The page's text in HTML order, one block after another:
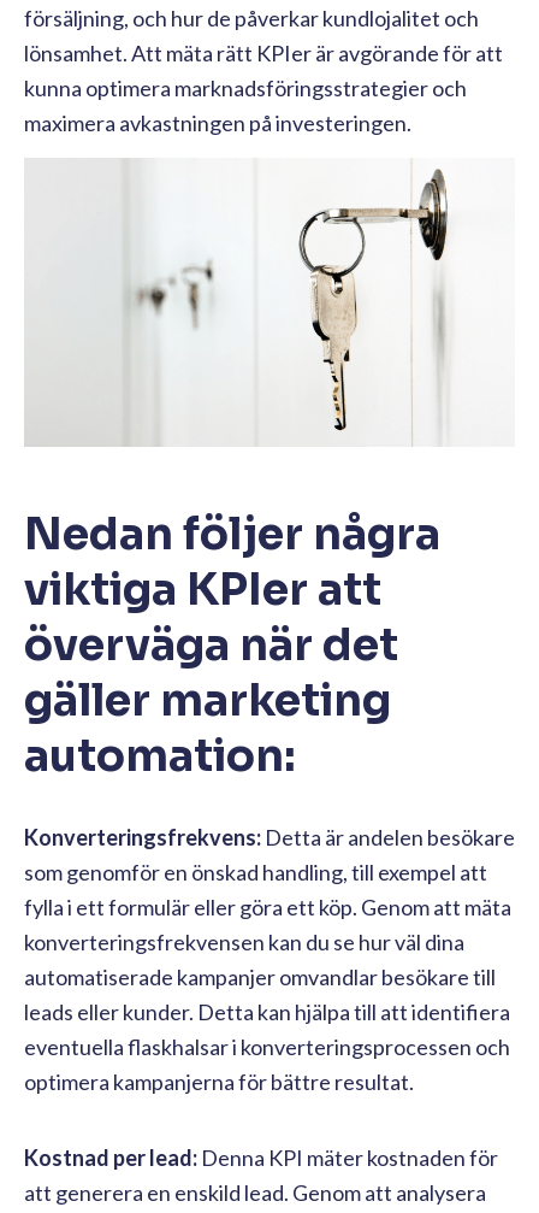
försäljning, och hur de påverkar kundlojalitet och
lönsamhet. Att mäta rätt KPIer är avgörande för att
kunna optimera marknadsföringsstrategier och
maximera avkastningen på investeringen.
Nedan följer några
viktiga KPIer att
överväga när det
gäller marketing
automation:
Konverteringsfrekvens: Detta är andelen besökare
som genomför en önskad handling, till exempel att
fylla i ett formulär eller göra ett köp. Genom att mäta
konverteringsfrekvensen kan du se hur väl dina
automatiserade kampanjer omvandlar besökare till
leads eller kunder. Detta kan hjälpa till att identifiera
eventuella flaskhalsar i konverteringsprocessen och
optimera kampanjerna för bättre resultat.
Kostnad per lead: Denna KPI mäter kostnaden för
att generera en enskild lead. Genom att analysera